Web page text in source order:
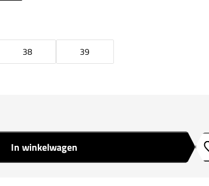
38 39
In winkelwagen